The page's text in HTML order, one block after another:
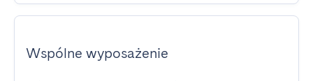
Wspólne wyposażenie